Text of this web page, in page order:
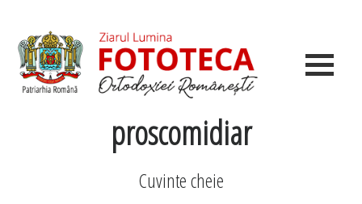
proscomidiar
Cuvinte cheie